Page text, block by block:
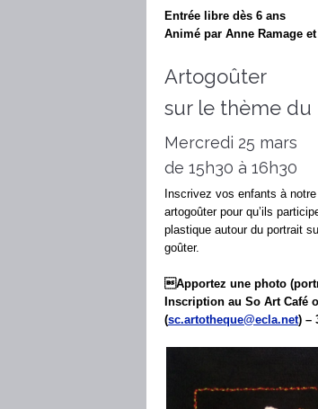
Entrée libre dès 6 ans
Animé par Anne Ramage
Artogoûter
sur le thème
Mercredi 25 mars
de 15h30 à 16h30
Inscrivez vos enfants à
artogoûter pour qu’ils
plastique autour du portrait
goûter.
Apportez une photo
Inscription au So Art Café
(sc.artotheque@ecla.net) –